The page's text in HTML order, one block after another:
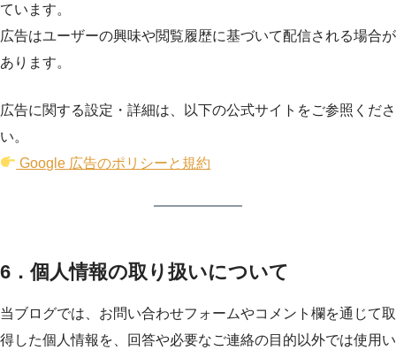
ています。
広告はユーザーの興味や閲覧履歴に基づいて配信される場合が
あります。
広告に関する設定・詳細は、以下の公式サイトをご参照くださ
い。
Google 広告のポリシーと規約
6．個人情報の取り扱いについて
当ブログでは、お問い合わせフォームやコメント欄を通じて取
得した個人情報を、回答や必要なご連絡の目的以外では使用い